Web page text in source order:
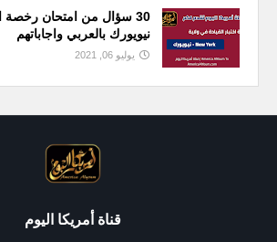
30 سؤال من امتحان رخصة
نيويورك بالعربي واجاباتهم
يوليو 06, 2021
قناة أمريكا اليوم